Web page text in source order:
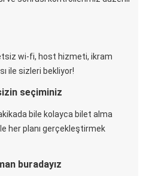
wi-fi, host hizmeti, ikram
ile sizleri bekliyor!
seçiminiz
bile kolayca bilet alma
her planı gerçekleştirmek
buradayız